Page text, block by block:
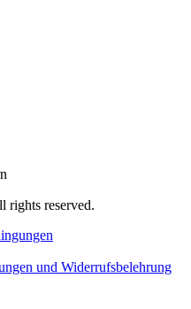
rights reserved.
und Widerrufsbelehrung